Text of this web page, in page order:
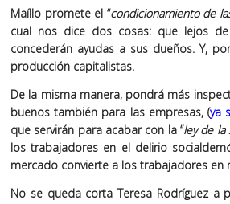
Maíllo promete el “condicionamiento de
cual nos dice dos cosas: que lejos
concederán ayudas a sus dueños. Y,
producción capitalistas.
De la misma manera, pondrá más
buenos también para las empresas, (ya
que servirán para acabar con la “ley de la
los trabajadores en el delirio
mercado convierte a los trabajadores en
No se queda corta Teresa Rodríguez